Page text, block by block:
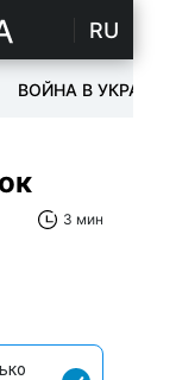
RU
ВОЙНА В УКРАИНЕ
3 мин